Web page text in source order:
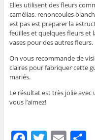
Elles utilisent des fleurs
camélias, renoncoules
est pas est preparer la
feuilles et quelques fleurs et
vases pour des autres fleurs.
On vous recommande de
claires pour fabriquer cette
mariés.
Le résultat est très jolie
vous l’aimez!